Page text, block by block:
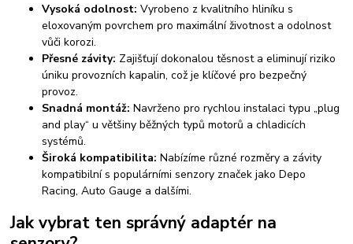
Vysoká odolnost: Vyrobeno z kvalitního hliníku s
eloxovaným povrchem pro maximální životnost a odolnost
vůči korozi.
Přesné závity: Zajišťují dokonalou těsnost a eliminují riziko
úniku provozních kapalin, což je klíčové pro bezpečný
provoz.
Snadná montáž: Navrženo pro rychlou instalaci typu „plug
and play“ u většiny běžných typů motorů a chladicích
systémů.
Široká kompatibilita: Nabízíme různé rozměry a závity
kompatibilní s populárními senzory značek jako Depo
Racing, Auto Gauge a dalšími.
Jak vybrat ten správný adaptér na